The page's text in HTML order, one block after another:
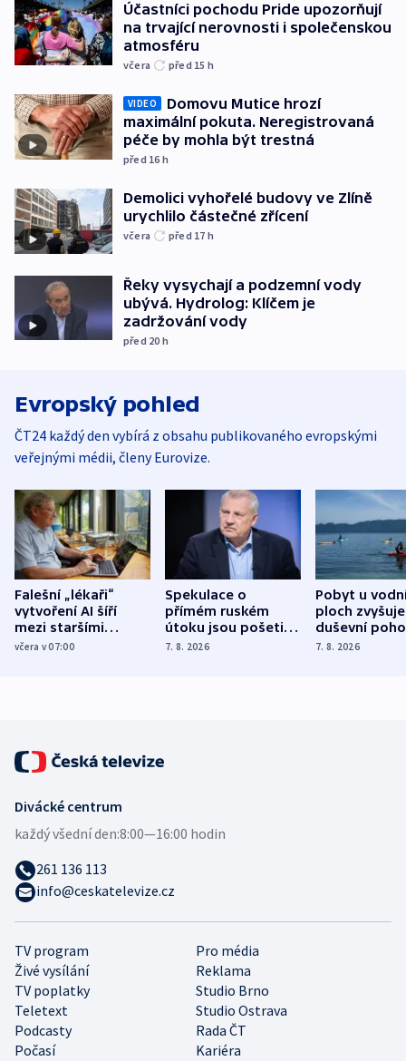
Účastníci pochodu Pride upozorňují
na trvající nerovnosti i společenskou
atmosféru
včera před 15 h
VIDEO
Domovu Mutice hrozí
maximální pokuta. Neregistrovaná
péče by mohla být trestná
před 16 h
Demolici vyhořelé budovy ve Zlíně
urychlilo částečné zřícení
včera před 17 h
Řeky vysychají a podzemní vody
ubývá. Hydrolog: Klíčem je
zadržování vody
před 20 h
Evropský pohled
ČT24 každý den vybírá z obsahu publikovaného evropskými
veřejnými médii, členy Eurovize.
Falešní „lékaři“
vytvoření AI šíří
mezi staršími
Poláky nebezpečné
včera v 07:00
Spekulace o
přímém ruském
útoku jsou pošetilé,
míní estonský
7. 8. 2026
Pobyt u
ploch zvyšuje
duševní
ukázala
7. 8. 2026
TV program
Pro média
Živé vysílání
Reklama
TV poplatky
Studio Brno
Teletext
Studio Ostrava
Podcasty
Rada ČT
Počasí
Kariéra
Divácké centrum
každý všední den:8:00—16:00 hodin
261 136 113
info@ceskatelevize.cz